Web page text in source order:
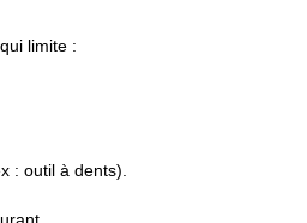
limite :
: outil à dents).